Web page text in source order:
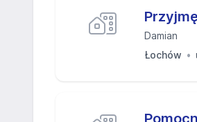
Damian
Łochów